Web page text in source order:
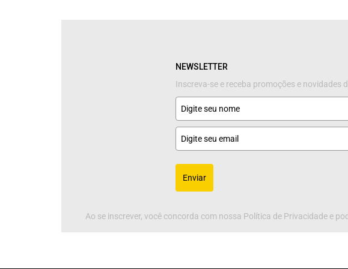
NEWSLETTER
Inscreva-se e receba promoções e novidades
Enviar
Ao se inscrever, você concorda com nossa Política de Privacidade e